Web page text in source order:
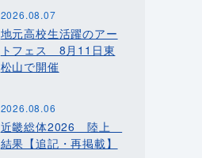
2026.08.07
地元高校生活躍のアー
トフェス 8月11日東
松山で開催
2026.08.06
近畿総体2026 陸上
結果【追記・再掲載】